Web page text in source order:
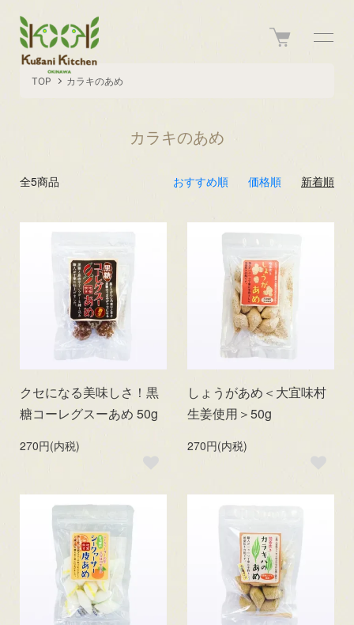
TOP カラキのあめ
カラキのあめ
全5商品 おすすめ順 価格順 新着順
クセになる美味しさ！黒
糖コーレグスーあめ 50g
270円(内税)
しょうがあめ＜大宜味村
生姜使用＞50g
270円(内税)